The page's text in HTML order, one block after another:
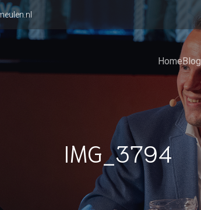
HomeBlog
IMG_3794